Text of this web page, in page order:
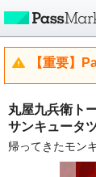
【重要】
丸屋九兵衛ト
サンキュータ
帰ってきたモン